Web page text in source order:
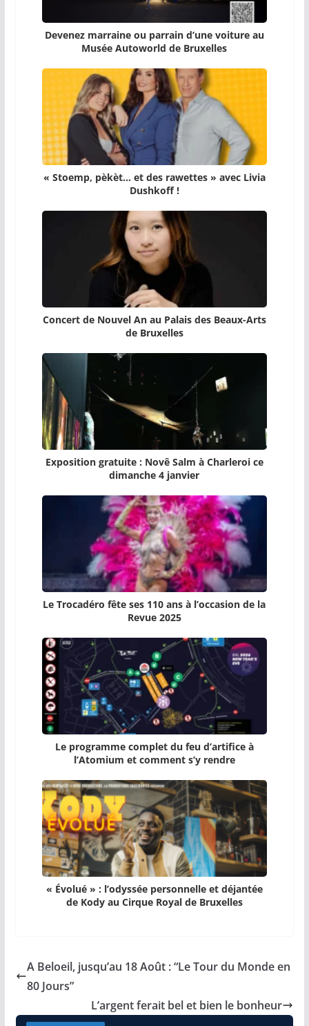
Devenez marraine ou parrain d’une voiture au
Musée Autoworld de Bruxelles
« Stoemp, pèkèt… et des rawettes » avec Livia
Dushkoff !
Concert de Nouvel An au Palais des Beaux-Arts
de Bruxelles
Exposition gratuite : Novê Salm à Charleroi ce
dimanche 4 janvier
Le Trocadéro fête ses 110 ans à l’occasion de la
Revue 2025
Le programme complet du feu d’artifice à
l’Atomium et comment s’y rendre
« Évolué » : l’odyssée personnelle et déjantée
de Kody au Cirque Royal de Bruxelles
A Beloeil, jusqu’au 18 Août : “Le Tour du Monde en
80 Jours”
L’argent ferait bel et bien le bonheur